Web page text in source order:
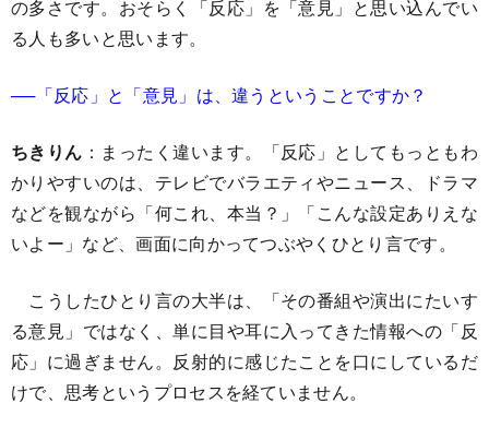
の多さです。おそらく「反応」を「意見」と思い込んでい
る人も多いと思います。
──「反応」と「意見」は、違うということですか？
ちきりん ：まったく違います。「反応」としてもっともわ
かりやすいのは、テレビでバラエティやニュース、ドラマ
などを観ながら「何これ、本当？」「こんな設定ありえな
いよー」など、画面に向かってつぶやくひとり言です。
こうしたひとり言の大半は、「その番組や演出にたいす
る意見」ではなく、単に目や耳に入ってきた情報への「反
応」に過ぎません。反射的に感じたことを口にしているだ
けで、思考というプロセスを経ていません。